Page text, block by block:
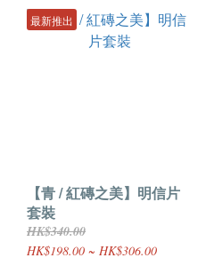
最新推出
【青 / 紅磚之美】明信片
套裝
HK$340.00
HK$198.00 ~ HK$306.00